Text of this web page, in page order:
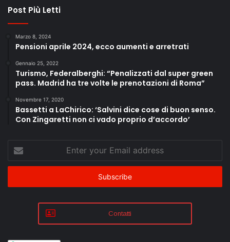
Post Più Letti
Marzo 8, 2024
Pensioni aprile 2024, ecco aumenti e arretrati
Gennaio 25, 2022
Turismo, Federalberghi: “Penalizzati dal super green
pass. Madrid ha tre volte le prenotazioni di Roma”
Novembre 17, 2020
Bassetti a LaChirico: ‘Salvini dice cose di buon senso.
Con Zingaretti non ci vado proprio d’accordo’
your
Email
Contatti